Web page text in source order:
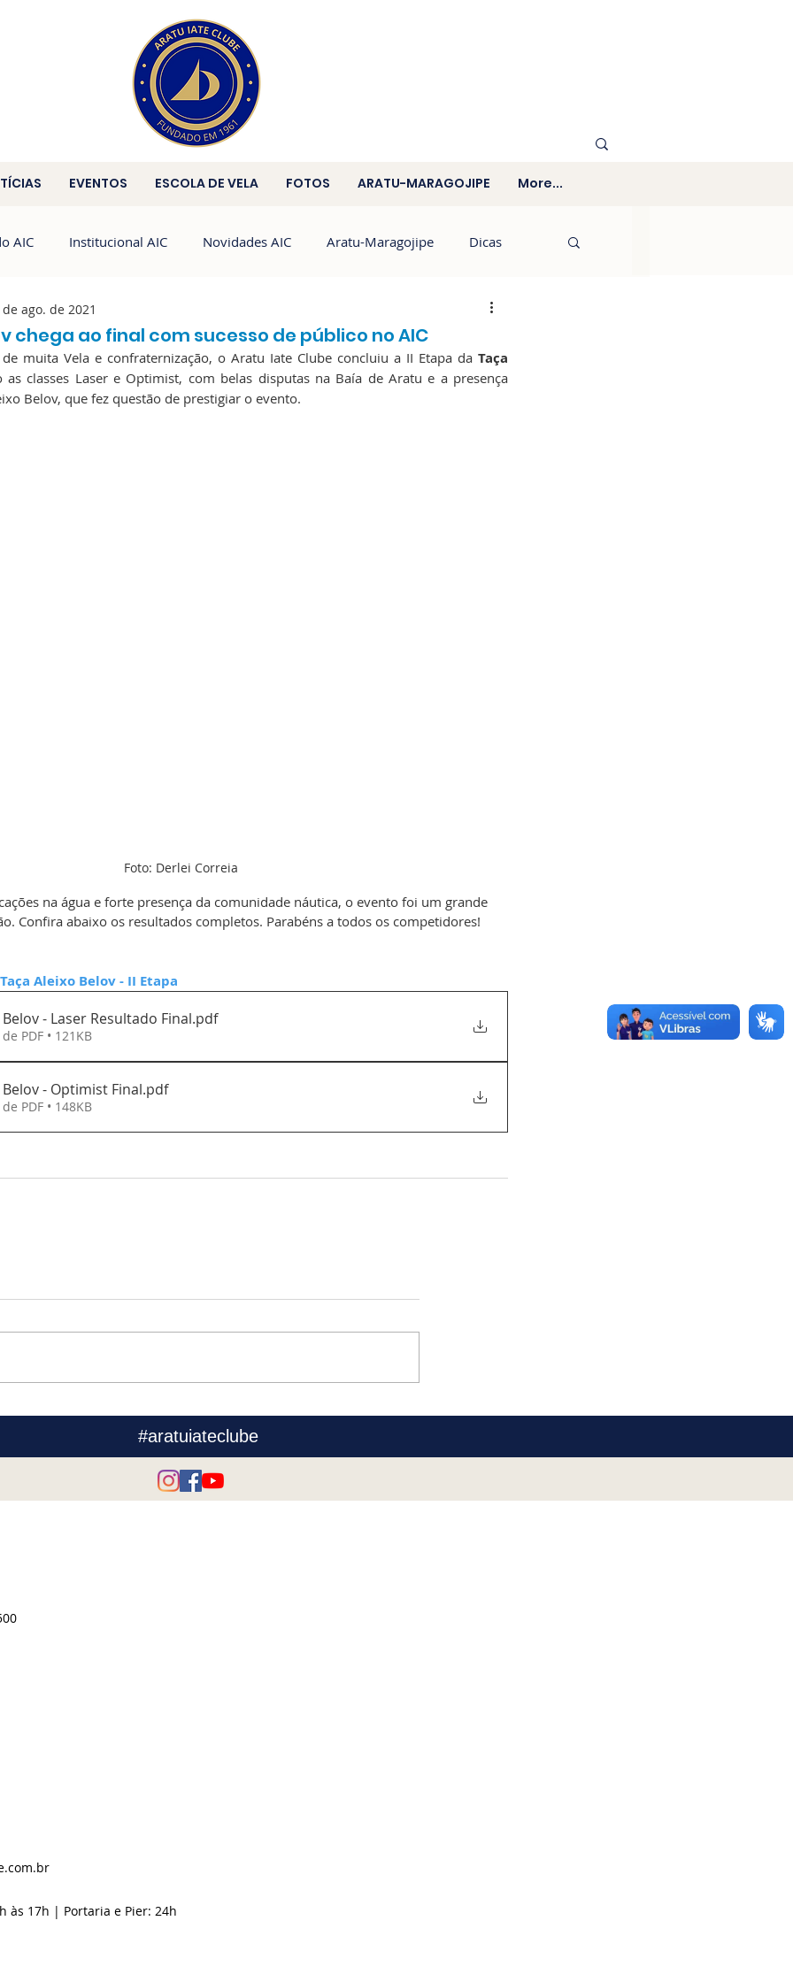
EVENTOS ESCOLA DE VELA FOTOS ARATU-MARAGOJIPE More...
AIC Institucional AIC Novidades AIC Aratu-Maragojipe Dicas
de HPE25
chega ao final com sucesso de público no AIC
ago. de 2021
muita Vela e confraternização, o Aratu Iate Clube concluiu a II Etapa da Taça
as classes Laser e Optimist, com belas disputas na Baía de Aratu e a presença
Belov, que fez questão de prestigiar o evento.
Foto: Derlei Correia
na água e forte presença da comunidade náutica, o evento foi um grande
Confira abaixo os resultados completos. Parabéns a todos os competidores!
Aleixo Belov - II Etapa
Belov - Laser Resultado Final.pdf
PDF • 121KB
Belov - Optimist Final.pdf
PDF • 148KB
#aratuiateclube
às 17h | Portaria e Pier: 24h